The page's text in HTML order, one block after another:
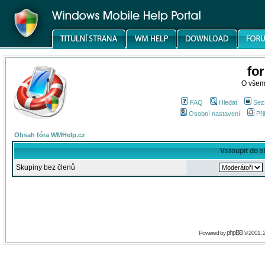
O
FAQ Hledat
Osobní nastavení
Obsah fóra WMHelp.cz
Vstoupit do
Skupiny bez členů
Powered byphpBB© 2001,